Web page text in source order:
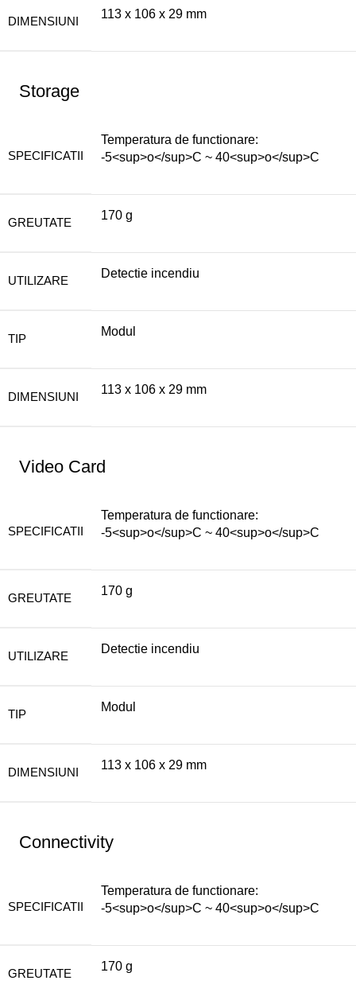
DIMENSIUNI
113 x 106 x 29 mm
Storage
SPECIFICATII
Temperatura de functionare:
-5<sup>o</sup>C ~ 40<sup>o</sup>C
GREUTATE
170 g
UTILIZARE
Detectie incendiu
TIP
Modul
DIMENSIUNI
113 x 106 x 29 mm
Video Card
SPECIFICATII
Temperatura de functionare:
-5<sup>o</sup>C ~ 40<sup>o</sup>C
GREUTATE
170 g
UTILIZARE
Detectie incendiu
TIP
Modul
DIMENSIUNI
113 x 106 x 29 mm
Connectivity
SPECIFICATII
Temperatura de functionare:
-5<sup>o</sup>C ~ 40<sup>o</sup>C
GREUTATE
170 g